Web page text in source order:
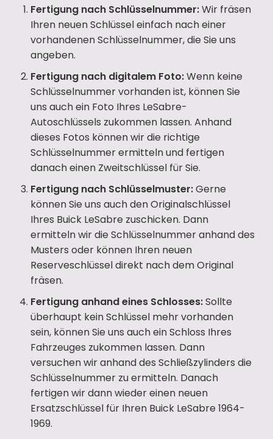
Fertigung nach Schlüsselnummer:Wir fräsen
Ihren neuen Schlüssel einfach nach einer
vorhandenen Schlüsselnummer, die Sie uns
angeben.
Fertigung nach digitalem Foto:Wenn keine
Schlüsselnummer vorhanden ist, können Sie
uns auch ein Foto Ihres LeSabre-
Autoschlüssels zukommen lassen. Anhand
dieses Fotos können wir die richtige
Schlüsselnummer ermitteln und fertigen
danach einen Zweitschlüssel für Sie.
Fertigung nach Schlüsselmuster:Gerne
können Sie uns auch den Originalschlüssel
Ihres Buick LeSabre zuschicken. Dann
ermitteln wir die Schlüsselnummer anhand des
Musters oder können Ihren neuen
Reserveschlüssel direkt nach dem Original
fräsen.
Fertigung anhand eines Schlosses:Sollte
überhaupt kein Schlüssel mehr vorhanden
sein, können Sie uns auch ein Schloss Ihres
Fahrzeuges zukommen lassen. Dann
versuchen wir anhand des Schließzylinders die
Schlüsselnummer zu ermitteln. Danach
fertigen wir dann wieder einen neuen
Ersatzschlüssel für Ihren Buick LeSabre 1964-
1969.